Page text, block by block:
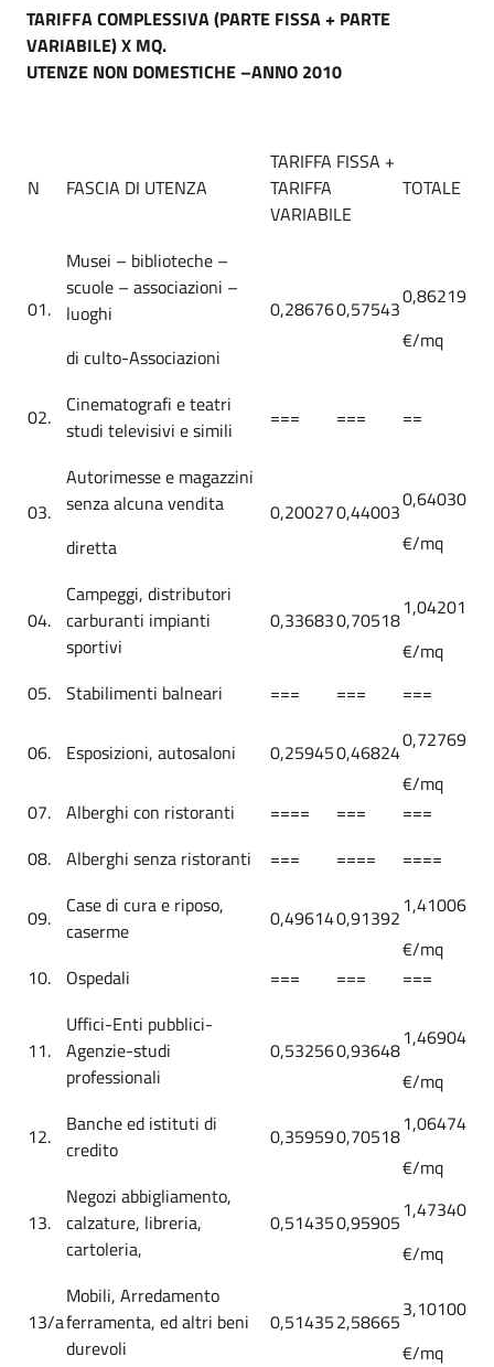
TARIFFA COMPLESSIVA (PARTE FISSA + PARTE
VARIABILE) X MQ.
UTENZE NON DOMESTICHE –ANNO 2010
N FASCIA DI UTENZA
TARIFFA FISSA +
TARIFFA
VARIABILE
TOTALE
01.
Musei – biblioteche –
scuole – associazioni –
luoghi
di culto-Associazioni
0,286760,575430,86219
€/mq
02.
Cinematografi e teatri
studi televisivi e simili
=== === ==
03.
Autorimesse e magazzini
senza alcuna vendita
diretta
0,200270,440030,64030
€/mq
04.
Campeggi, distributori
carburanti impianti
sportivi
0,336830,705181,04201
€/mq
05. Stabilimenti balneari === === ===
06. Esposizioni, autosaloni 0,259450,468240,72769
€/mq
07. Alberghi con ristoranti ==== ===
===
08. Alberghi senza ristoranti === ==== ====
09.
Case di cura e riposo,
caserme
0,496140,91392 1,41006
€/mq
10.
Ospedali === === ===
11.
Uffici-Enti pubblici-
Agenzie-studi
professionali
0,532560,936481,46904
€/mq
12.
Banche ed istituti di
credito
0,359590,705181,06474
€/mq
13.
Negozi abbigliamento,
calzature, libreria,
cartoleria,
0,514350,95905 1,47340
€/mq
13/a
Mobili, Arredamento
ferramenta, ed altri beni
durevoli
0,514352,586653,10100
€/mq